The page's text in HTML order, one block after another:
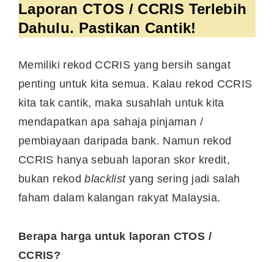
Laporan CTOS / CCRIS Terlebih
Dahulu. Pastikan Cantik!
Memiliki rekod CCRIS yang bersih sangat
penting untuk kita semua. Kalau rekod CCRIS
kita tak cantik, maka susahlah untuk kita
mendapatkan apa sahaja pinjaman /
pembiayaan daripada bank. Namun rekod
CCRIS hanya sebuah laporan skor kredit,
bukan rekodblacklist yang sering jadi salah
faham dalam kalangan rakyat Malaysia.
Berapa harga untuk laporan CTOS /
CCRIS?